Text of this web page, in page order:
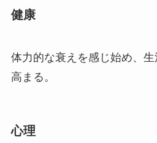
健康
体力的な衰えを感じ始め、
高まる。
心理